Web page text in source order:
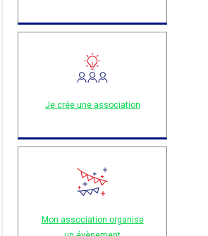
Je crée une association
Mon association organise